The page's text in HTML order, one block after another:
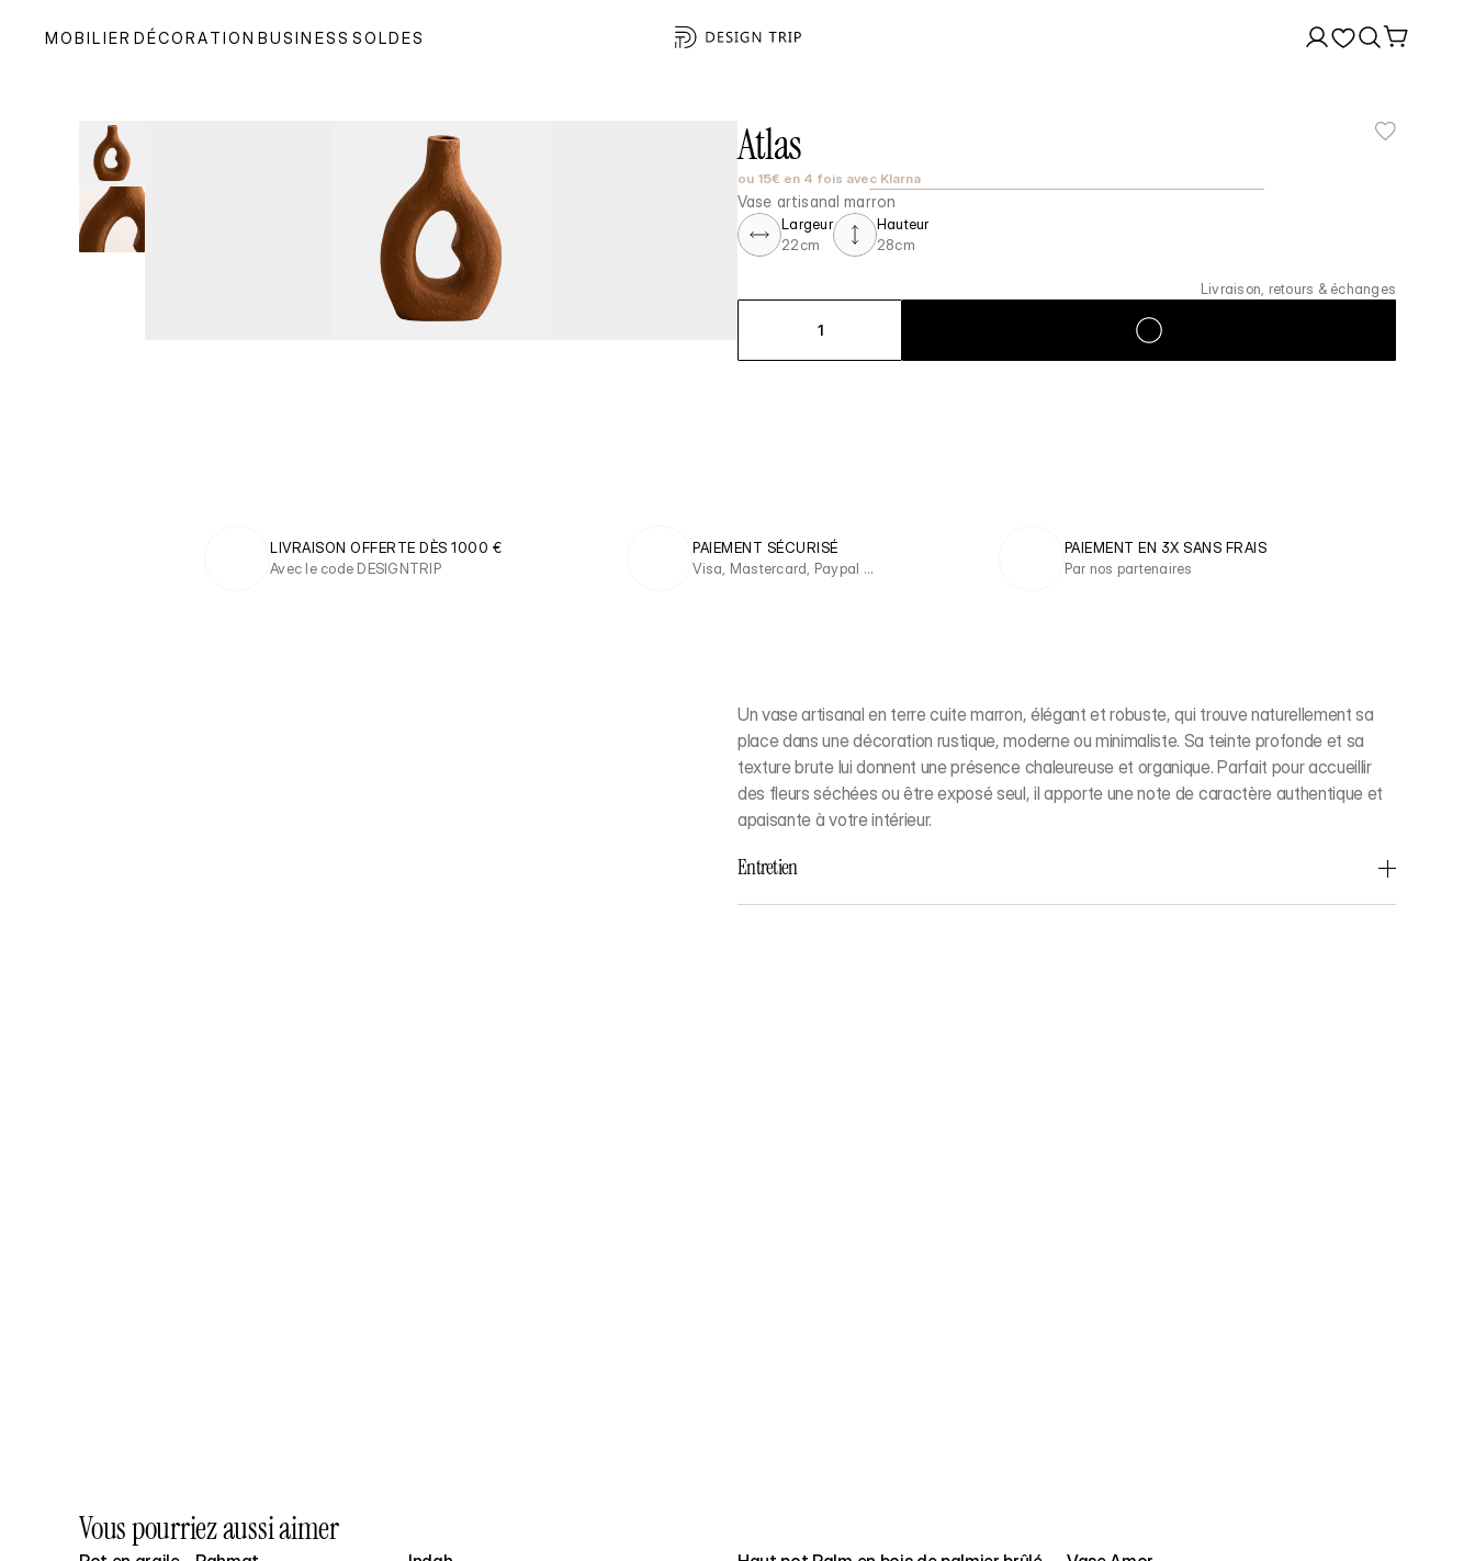
MOBILIER DÉCORATION BUSINESS SOLDES
Atlas
ou 15€ en 4 fois avec Klarna
Vase artisanal marron
Largeur
22cm
Hauteur
28cm
Livraison, retours & échanges
1
LIVRAISON OFFERTE DÈS 1000 €
Avec le code DESIGNTRIP
PAIEMENT SÉCURISÉ
Visa, Mastercard, Paypal …
PAIEMENT EN 3X SANS FRAIS
Par nos partenaires
Un vase artisanal en terre cuite marron, élégant et robuste, qui trouve naturellement sa
place dans une décoration rustique, moderne ou minimaliste. Sa teinte profonde et sa
texture brute lui donnent une présence chaleureuse et organique. Parfait pour accueillir
des fleurs séchées ou être exposé seul, il apporte une note de caractère authentique et
apaisante à votre intérieur.
Entretien
Vous pourriez aussi aimer